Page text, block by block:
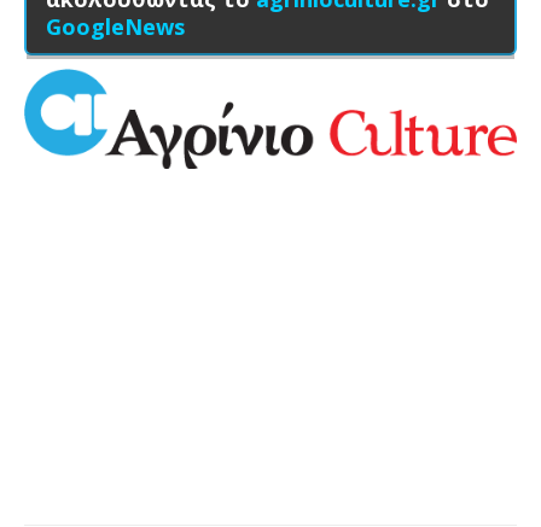
GoogleNews